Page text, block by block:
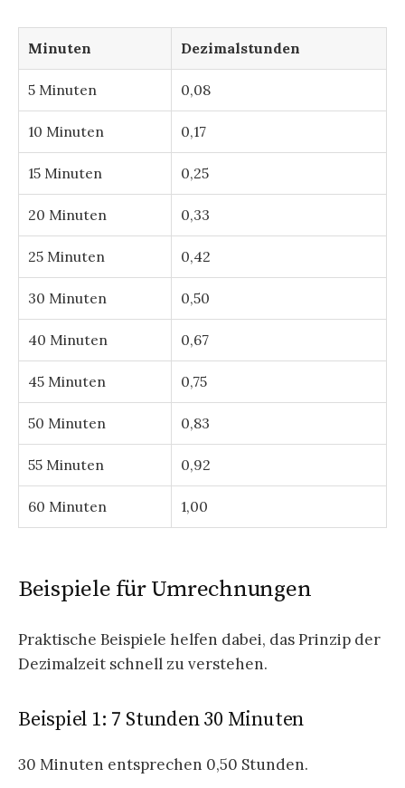
Minuten Dezimalstunden
5 Minuten 0,08
10 Minuten 0,17
15 Minuten 0,25
20 Minuten 0,33
25 Minuten 0,42
30 Minuten 0,50
40 Minuten 0,67
45 Minuten 0,75
50 Minuten 0,83
55 Minuten 0,92
60 Minuten 1,00
Beispiele für Umrechnungen
Praktische Beispiele helfen dabei, das Prinzip der
Dezimalzeit schnell zu verstehen.
Beispiel 1: 7 Stunden 30 Minuten
30 Minuten entsprechen 0,50 Stunden.